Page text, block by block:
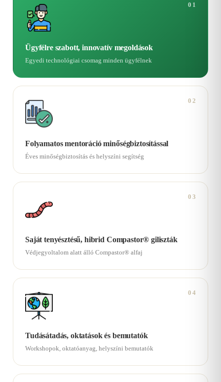
01
Ügyfélre szabott, innovatív megoldások
Egyedi technológiai csomag minden ügyfélnek
02
Folyamatos mentoráció minőségbiztosítással
Éves minőségbiztosítás és helyszíni segítség
03
Saját tenyésztésű, hibrid Compastor® giliszták
Védjegyoltalom alatt álló Compastor® alfaj
04
Tudásátadás, oktatások és bemutatók
Workshopok, oktatóanyag, helyszíni bemutatók